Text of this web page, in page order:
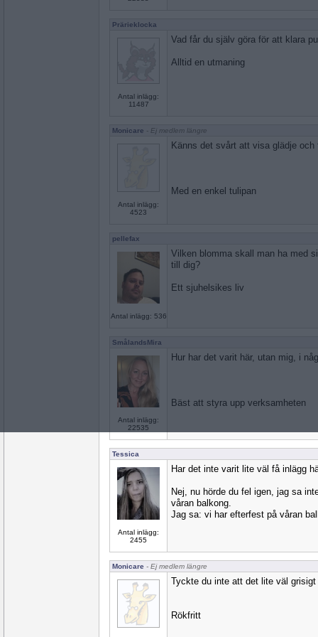
Prärieklocka
Antal inlägg:
11487
Vad får du själv göra för att klara
Alltid en utmaning
Monicare - Ej medlem längre
Antal inlägg:
4523
Känns det svårt att visa glädje och
Med en enkel tulipan
pellefax
Antal inlägg: 536
Vilken blomma skall man ha med
till dig?
Ett sjuhelsikes liv
SmålandsMira
Antal inlägg:
22535
Hur har det varit här, utan mig, i
Bäst att styra upp verksamheten
Tessica
Antal inlägg:
2455
Har det inte varit lite väl få inlägg
Nej, nu hörde du fel igen, jag sa
våran balkong.
Jag sa: vi har efterfest på våran
Monicare - Ej medlem längre
Tyckte du inte att det lite väl
Rökfritt